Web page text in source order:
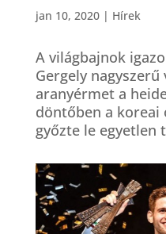
jan 10, 2020| Hírek
A világbajnok
Gergely
aranyérmet a
döntőben a
győzte le egyetlen